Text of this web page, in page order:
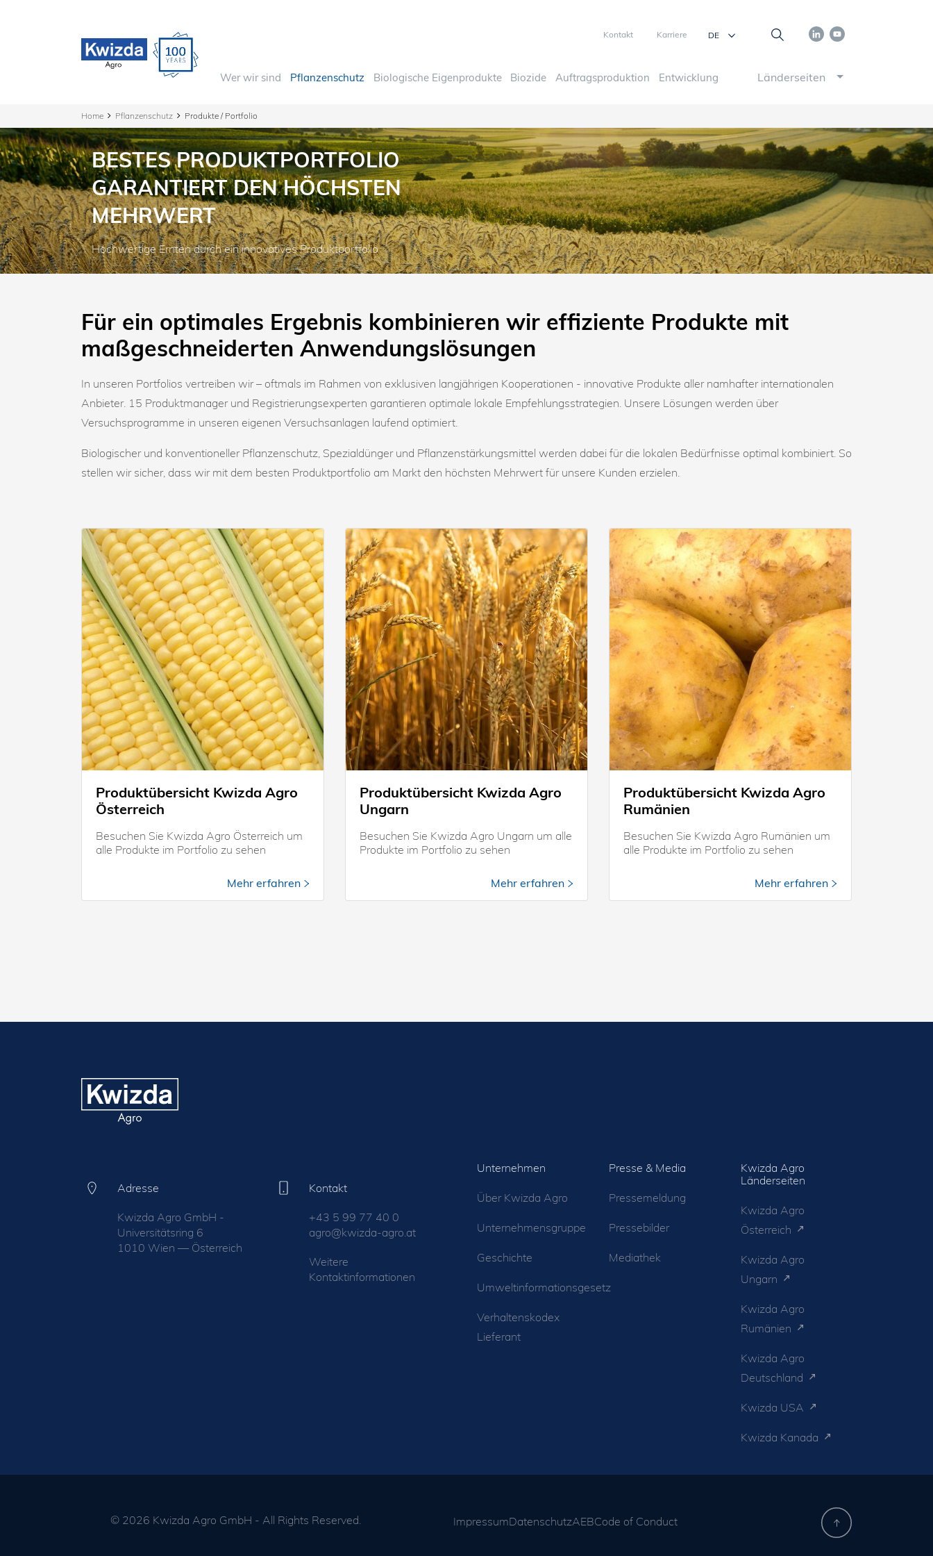
Kontakt Karriere
Wer wir sind Pflanzenschutz Biologische Eigenprodukte Biozide Auftragsproduktion Entwicklung Länderseiten
Home Pflanzenschutz Produkte / Portfolio
BESTES PRODUKTPORTFOLIO
GARANTIERT DEN HÖCHSTEN
MEHRWERT
Hochwertige Ernten durch ein innovatives Produktportfolio
Für ein optimales Ergebnis kombinieren wir effiziente Produkte mit
maßgeschneiderten Anwendungslösungen
In unseren Portfolios vertreiben wir – oftmals im Rahmen von exklusiven langjährigen Kooperationen - innovative Produkte aller namhafter internationalen
Anbieter. 15 Produktmanager und Registrierungsexperten garantieren optimale lokale Empfehlungsstrategien. Unsere Lösungen werden über
Versuchsprogramme in unseren eigenen Versuchsanlagen laufend optimiert.
Biologischer und konventioneller Pflanzenschutz, Spezialdünger und Pflanzenstärkungsmittel werden dabei für die lokalen Bedürfnisse optimal kombiniert. So
stellen wir sicher, dass wir mit dem besten Produktportfolio am Markt den höchsten Mehrwert für unsere Kunden erzielen.
Produktübersicht Kwizda Agro
Österreich
Besuchen Sie Kwizda Agro Österreich um
alle Produkte im Portfolio zu sehen
Mehr erfahren
Produktübersicht Kwizda Agro
Ungarn
Besuchen Sie Kwizda Agro Ungarn um alle
Produkte im Portfolio zu sehen
Mehr erfahren
Produktübersicht Kwizda Agro
Rumänien
Besuchen Sie Kwizda Agro Rumänien um
alle Produkte im Portfolio zu sehen
Mehr erfahren
Adresse
Kwizda Agro GmbH -
Universitätsring 6
1010 Wien — Österreich
Kontakt
+43 5 99 77 40 0
agro@kwizda-agro.at
Weitere
Kontaktinformationen
Unternehmen
Über Kwizda Agro
Unternehmensgruppe
Geschichte
Umweltinformationsgesetz
Verhaltenskodex
Lieferant
Presse & Media
Pressemeldung
Pressebilder
Mediathek
Kwizda Agro
Länderseiten
Kwizda Agro
Österreich
Kwizda Agro
Ungarn
Kwizda Agro
Rumänien
Kwizda Agro
Deutschland
Kwizda USA
Kwizda Kanada
ImpressumDatenschutzAEBCode of Conduct
© 2026 Kwizda Agro GmbH - All Rights Reserved.